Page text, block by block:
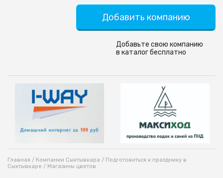
Добавить компанию
Добавьте свою компанию
в каталог бесплатно
Главная / Компании Сыктывкара / Подготовиться к празднику в
Сыктывкаре / Магазины цветов